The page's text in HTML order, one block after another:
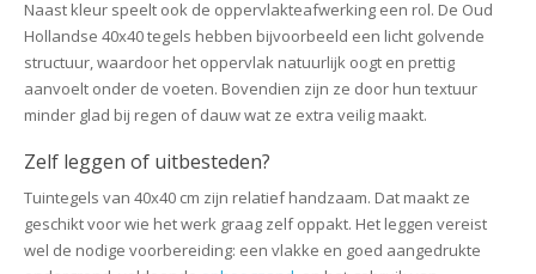
Naast kleur speelt ook de oppervlakteafwerking een rol. De Oud
Hollandse 40x40 tegels hebben bijvoorbeeld een licht golvende
structuur, waardoor het oppervlak natuurlijk oogt en prettig
aanvoelt onder de voeten. Bovendien zijn ze door hun textuur
minder glad bij regen of dauw wat ze extra veilig maakt.
Zelf leggen of uitbesteden?
Tuintegels van 40x40 cm zijn relatief handzaam. Dat maakt ze
geschikt voor wie het werk graag zelf oppakt. Het leggen vereist
wel de nodige voorbereiding: een vlakke en goed aangedrukte